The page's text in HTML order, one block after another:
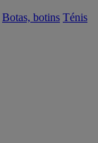
Botas, botins Ténis